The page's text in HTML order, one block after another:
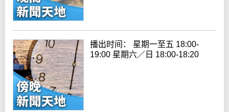
播出时间： 星期一至五 18:00-
19:00 星期六／日 18:00-18:20